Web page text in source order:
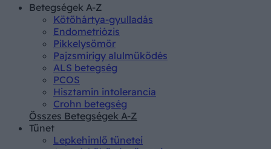
Betegségek A-Z
Kötőhártya-gyulladás
Endometriózis
Pikkelysömör
Pajzsmirigy alulműködés
ALS betegség
PCOS
Hisztamin intolerancia
Crohn betegség
Összes Betegségek A-Z
Tünet
Lepkehimlő tünetei